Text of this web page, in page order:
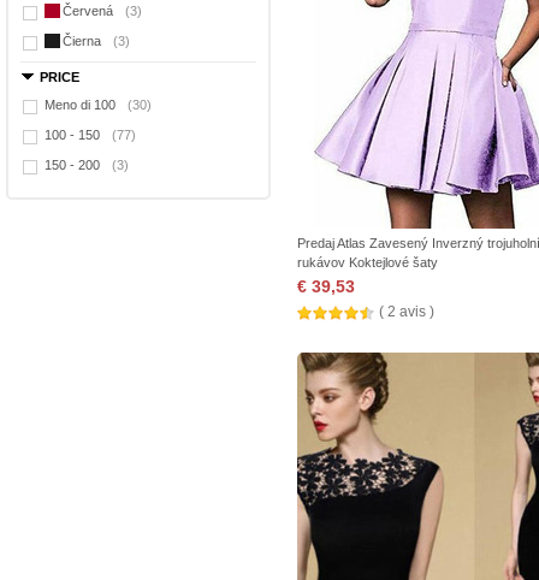
Červená
(3)
Čierna (3)
PRICE
Meno di 100
(30)
100 - 150 (77)
150 - 200 (3)
Predaj Atlas Zavesený Inverzný
rukávov Koktejlové šaty
€ 39,53
( 2 avis )